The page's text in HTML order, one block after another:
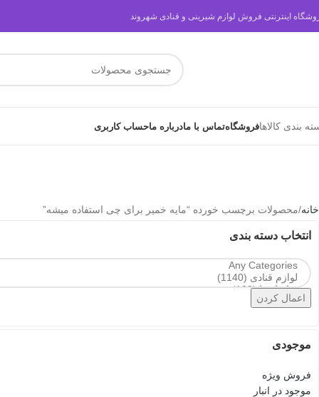
اینترنتی فروش لوازم شیرینی و قنادی شهروند
بندی کالاهافروشگاهتماس با مادرباره ماحساب کاربری
خانه محصولات برچسب خورده “مایه خمیر برای چی استفاده میشه”
انتخاب دسته بندی
اعمال کردن
موجودی
فروش ویژه
موجود در انبار